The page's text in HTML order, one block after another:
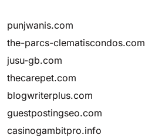
punjwanis.com
the-parcs-clematiscondos.com
jusu-gb.com
thecarepet.com
blogwriterplus.com
guestpostingseo.com
casinogambitpro.info